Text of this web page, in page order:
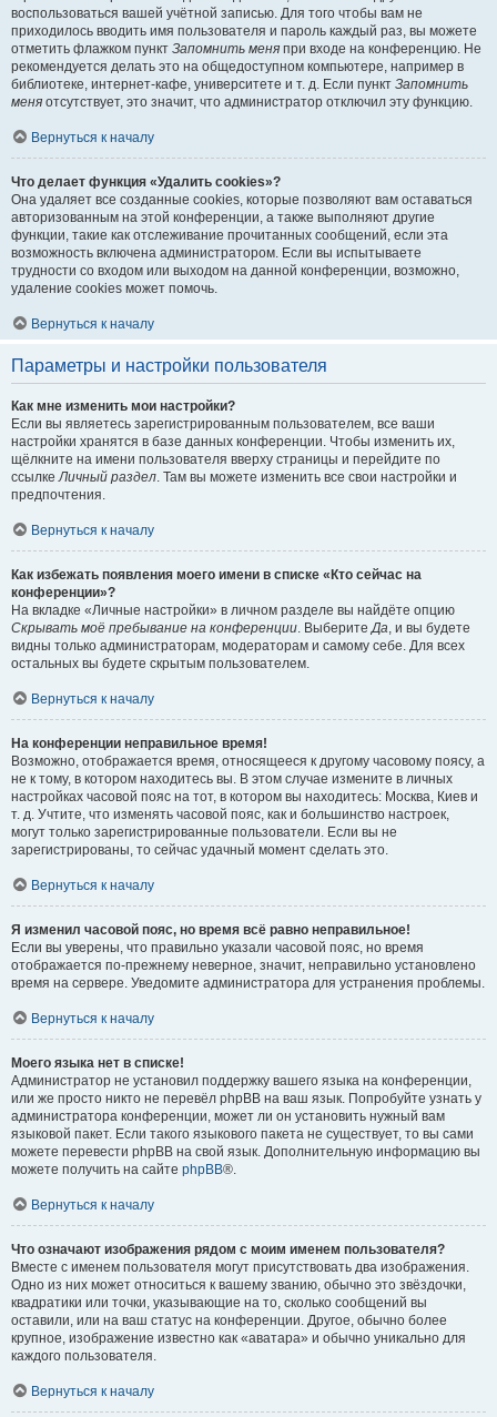
воспользоваться вашей учётной записью. Для того чтобы вам не
приходилось вводить имя пользователя и пароль каждый раз, вы можете
отметить флажком пункт Запомнить меня при входе на конференцию. Не
рекомендуется делать это на общедоступном компьютере, например в
библиотеке, интернет-кафе, университете и т. д. Если пункт Запомнить
меня отсутствует, это значит, что администратор отключил эту функцию.
Вернуться к началу
Что делает функция «Удалить cookies»?
Она удаляет все созданные cookies, которые позволяют вам оставаться
авторизованным на этой конференции, а также выполняют другие
функции, такие как отслеживание прочитанных сообщений, если эта
возможность включена администратором. Если вы испытываете
трудности со входом или выходом на данной конференции, возможно,
удаление cookies может помочь.
Вернуться к началу
Параметры и настройки пользователя
Как мне изменить мои настройки?
Если вы являетесь зарегистрированным пользователем, все ваши
настройки хранятся в базе данных конференции. Чтобы изменить их,
щёлкните на имени пользователя вверху страницы и перейдите по
ссылкеЛичный раздел. Там вы можете изменить все свои настройки и
предпочтения.
Вернуться к началу
Как избежать появления моего имени в списке «Кто сейчас на
конференции»?
На вкладке «Личные настройки» в личном разделе вы найдёте опцию
Скрывать моё пребывание на конференции. ВыберитеДа, и вы будете
видны только администраторам, модераторам и самому себе. Для всех
остальных вы будете скрытым пользователем.
Вернуться к началу
На конференции неправильное время!
Возможно, отображается время, относящееся к другому часовому поясу, а
не к тому, в котором находитесь вы. В этом случае измените в личных
настройках часовой пояс на тот, в котором вы находитесь: Москва, Киев и
т. д. Учтите, что изменять часовой пояс, как и большинство настроек,
могут только зарегистрированные пользователи. Если вы не
зарегистрированы, то сейчас удачный момент сделать это.
Вернуться к началу
Я изменил часовой пояс, но время всё равно неправильное!
Если вы уверены, что правильно указали часовой пояс, но время
отображается по-прежнему неверное, значит, неправильно установлено
время на сервере. Уведомите администратора для устранения проблемы.
Вернуться к началу
Моего языка нет в списке!
Администратор не установил поддержку вашего языка на конференции,
или же просто никто не перевёл phpBB на ваш язык. Попробуйте узнать у
администратора конференции, может ли он установить нужный вам
языковой пакет. Если такого языкового пакета не существует, то вы сами
можете перевести phpBB на свой язык. Дополнительную информацию вы
можете получить на сайте phpBB®.
Вернуться к началу
Что означают изображения рядом с моим именем пользователя?
Вместе с именем пользователя могут присутствовать два изображения.
Одно из них может относиться к вашему званию, обычно это звёздочки,
квадратики или точки, указывающие на то, сколько сообщений вы
оставили, или на ваш статус на конференции. Другое, обычно более
крупное, изображение известно как «аватара» и обычно уникально для
каждого пользователя.
Вернуться к началу